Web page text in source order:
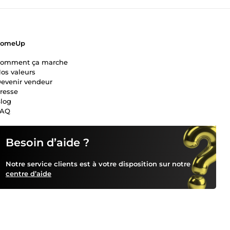
Besoin d’aide ?
Notre service clients est à votre disposition sur notre
centre d’aide
ça marche
valeurs
vendeur